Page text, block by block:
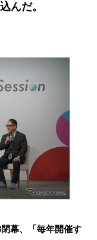
んだ。
幕、「毎年開催す